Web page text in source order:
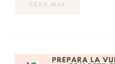
LEER MÁS